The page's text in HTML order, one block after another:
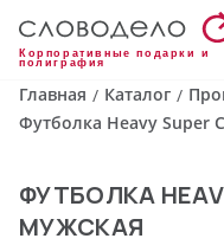
Корпоративные подарки и
полиграфия
Главная / Каталог /
Футболка Heavy Super
ФУТБОЛКА
МУЖСКАЯ